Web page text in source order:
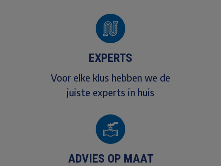
EXPERTS
Voor elke klus hebben we de
juiste experts in huis
ADVIES OP MAAT